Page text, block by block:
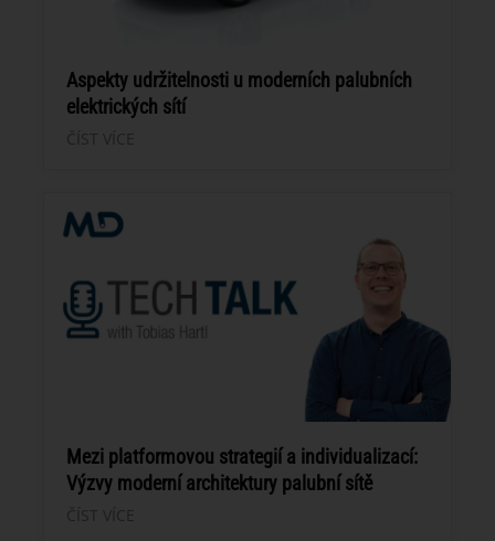
Aspekty udržitelnosti u moderních palubních
elektrických sítí
Mezi platformovou strategií a individualizací:
Výzvy moderní architektury palubní sítě